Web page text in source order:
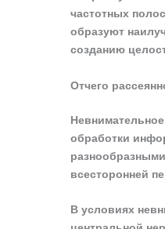
частотных
образуют
созданию
Отчего
обработки
всесторонней
В условиях